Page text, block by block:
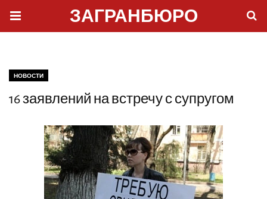
ЗАГРАНБЮРО
НОВОСТИ
16 заявлений на встречу с супругом